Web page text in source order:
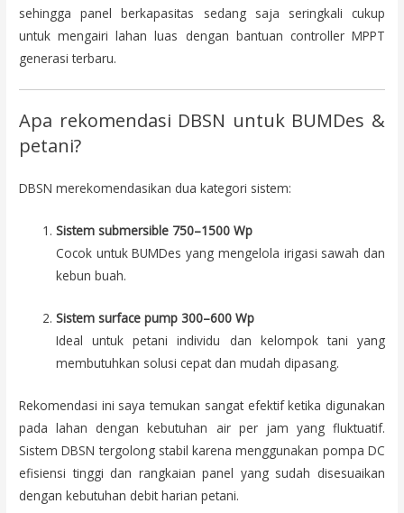
sehingga panel berkapasitas sedang saja seringkali cukup
untuk mengairi lahan luas dengan bantuan controller MPPT
generasi terbaru.
Apa rekomendasi DBSN untuk BUMDes &
petani?
DBSN merekomendasikan dua kategori sistem:
Sistem submersible 750–1500 Wp
Cocok untuk BUMDes yang mengelola irigasi sawah dan
kebun buah.
Sistem surface pump 300–600 Wp
Ideal untuk petani individu dan kelompok tani yang
membutuhkan solusi cepat dan mudah dipasang.
Rekomendasi ini saya temukan sangat efektif ketika digunakan
pada lahan dengan kebutuhan air per jam yang fluktuatif.
Sistem DBSN tergolong stabil karena menggunakan pompa DC
efisiensi tinggi dan rangkaian panel yang sudah disesuaikan
dengan kebutuhan debit harian petani.